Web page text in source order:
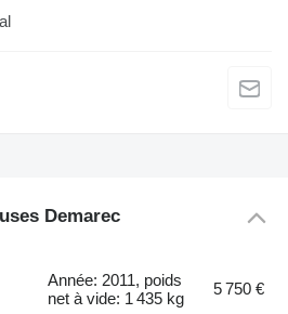
Demarec
Année: 2011, poids
net à vide: 1 435 kg
5 750 €